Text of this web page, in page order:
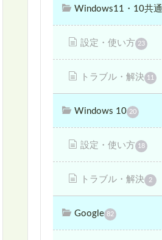
Windows11・10共通
設定・使い方 23
トラブル・解決 11
Windows 10 20
設定・使い方 18
トラブル・解決 2
Google 82